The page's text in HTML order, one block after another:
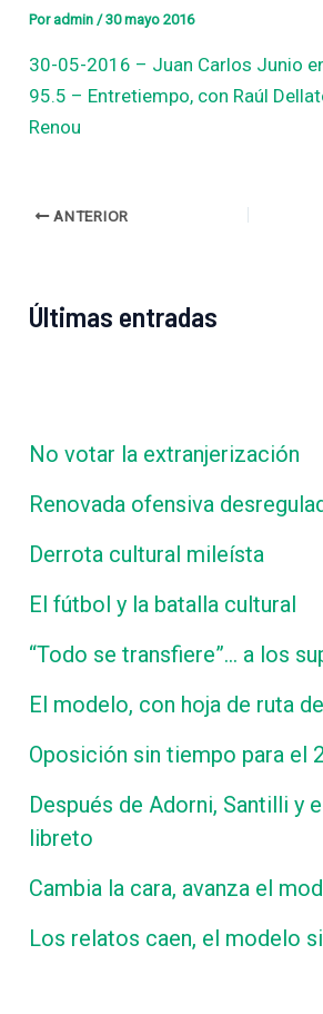
Por admin/30 mayo 2016
30-05-2016 – Juan Carlos Junio
95.5 – Entretiempo, con Raúl
Renou
ANTERIOR
Últimas entradas
No votar la extranjerización
Renovada ofensiva
Derrota cultural mileísta
El fútbol y la batalla cultural
“Todo se transfiere”… a los
El modelo, con hoja de ruta
Oposición sin tiempo para el
Después de Adorni, Santilli y
libreto
Cambia la cara, avanza el
Los relatos caen, el modelo